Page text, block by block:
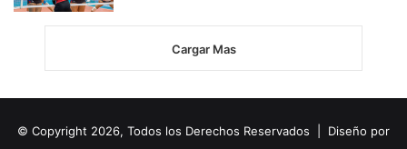
Cargar Mas
© Copyright 2026, Todos los Derechos Reservados | Diseño por